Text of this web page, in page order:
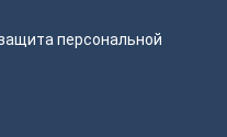
персональной